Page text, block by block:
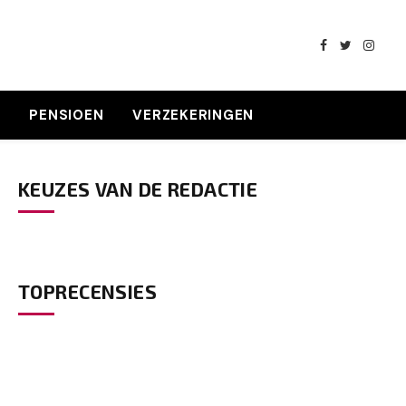
Facebook
Twitter
PENSIOEN VERZEKERINGEN
KEUZES VAN DE REDACTIE
TOPRECENSIES